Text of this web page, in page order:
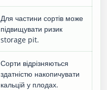
Для частини сортів може
підвищувати ризик
storage pit.
Сорти відрізняються
здатністю накопичувати
кальцій у плодах.